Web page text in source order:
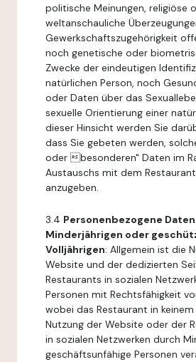
politische Meinungen, religiöse
weltanschauliche
Gewerkschaftszugehörigkeit
noch genetische oder
Zwecke der eindeutigen
natürlichen Person, noch
oder Daten über das
sexuelle Orientierung einer
dieser Hinsicht werden Sie
dass Sie gebeten werden,
oder besonderen" Daten im
Austauschs mit dem
anzugeben.
3.4 Personenbezogene
Minderjährigen oder
Volljährigen: Allgemein ist die
Website und der dedizierten
Restaurants in sozialen
Personen mit Rechtsfähigkeit
wobei das Restaurant in keinem
Nutzung der Website oder der
in sozialen Netzwerken durch
geschäftsunfähige Personen